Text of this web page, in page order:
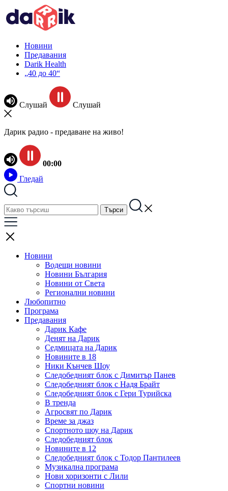
Новини
Предавания
Darik Health
„40 до 40“
Слушай Слушай
Дарик радио - предаване на живо!
00:00
Гледай
Новини
Водещи новини
Новини България
Новини от Света
Регионални новини
Любопитно
Програма
Предавания
Дарик Кафе
Денят на Дарик
Седмицата на Дарик
Новините в 18
Ники Кънчев Шоу
Следобедният блок с Димитър Панев
Следобедният блок с Надя Брайт
Следобедният блок с Гери Турийска
В тренда
Агросвят по Дарик
Време за джаз
Спортното шоу на Дарик
Следобедният блок
Новините в 12
Следобедният блок с Тодор Пантилеев
Музикална програма
Нови хоризонти с Лили
Спортни новини